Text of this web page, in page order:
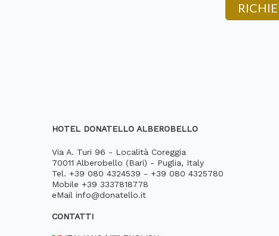
HOTEL DONATELLO ALBEROBELLO
Via A. Turi 96 - Località Coreggia
70011 Alberobello (Bari) - Puglia, Italy
Tel. +39 080 4324539 - +39 080 4325780
Mobile +39 3337818778
eMail info@donatello.it
CONTATTI